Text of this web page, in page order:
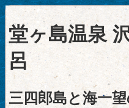
堂ヶ島温泉
呂
三四郎島と海一